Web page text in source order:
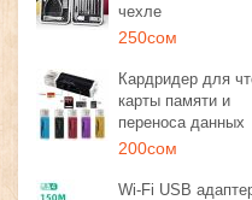
чехле
250сом
Кардридер для
карты памяти и
переноса данных
200сом
Wi-Fi USB